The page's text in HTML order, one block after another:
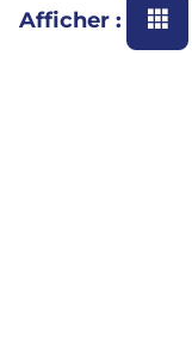
Afficher :